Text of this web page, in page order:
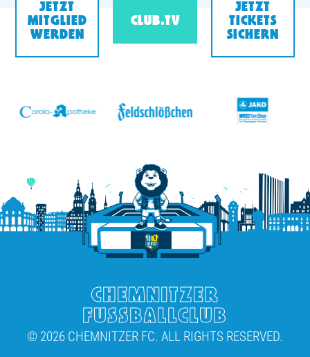
JETZT
MITGLIED
WERDEN
CLUB.TV
JETZT
TICKETS
SICHERN
CHEMNITZER
FUSSBALLCLUB
© 2026 CHEMNITZER FC. ALL RIGHTS RESERVED.